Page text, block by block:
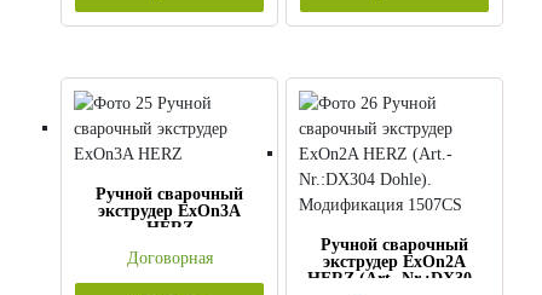
Ручной сварочный
экструдер ExOn3A
HERZ
Договорная
Ручной сварочный
экструдер ExOn2A
HERZ (Art.-Nr.:DX304